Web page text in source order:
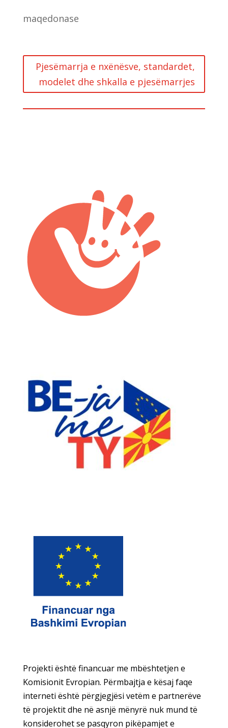
maqedonase
Pjesëmarrja e nxënësve, standardet,
modelet dhe shkalla e pjesëmarrjes
Projekti është financuar me mbështetjen e
Komisionit Evropian. Përmbajtja e kësaj faqe
interneti është përgjegjësi vetëm e partnerëve
të projektit dhe në asnjë mënyrë nuk mund të
konsiderohet se pasqyron pikëpamjet e